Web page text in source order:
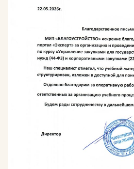
Руководителям предприятия
Руководителям,
в сфере организации
питания
Медицинским сестрам
деятельности
Специалистам любого
получить новую профессию
По окончанию
слушателям выдаётся